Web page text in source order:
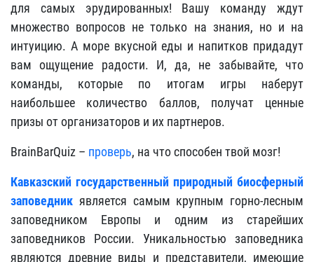
для самых эрудированных! Вашу команду ждут
множество вопросов не только на знания, но и на
интуицию. А море вкусной еды и напитков придадут
вам ощущение радости. И, да, не забывайте, что
команды, которые по итогам игры наберут
наибольшее количество баллов, получат ценные
призы от организаторов и их партнеров.
BrainBarQuiz – проверь, на что способен твой мозг!
Кавказский государственный природный биосферный
заповедник является самым крупным горно-лесным
заповедником Европы и одним из старейших
заповедников России. Уникальностью заповедника
являются древние виды и представители, имеющие